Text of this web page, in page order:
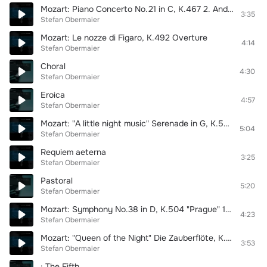
Mozart: Piano Concerto No.21 in C, K.467 2. Andante
Stefan Obermaier
3:35
Mozart: Le nozze di Figaro, K.492 Overture
Stefan Obermaier
4:14
Choral
Stefan Obermaier
4:30
Eroica
Stefan Obermaier
4:57
Mozart: "A little night music" Serenade in G, K.525 "Eine kleine Nachtmusik" 1. Allegro
Stefan Obermaier
5:04
Requiem aeterna
Stefan Obermaier
3:25
Pastoral
Stefan Obermaier
5:20
Mozart: Symphony No.38 in D, K.504 "Prague" 1. Adagio - Allegro
Stefan Obermaier
4:23
Mozart: "Queen of the Night" Die Zauberflöte, K.620 "O zittre nicht"
Stefan Obermaier
3:53